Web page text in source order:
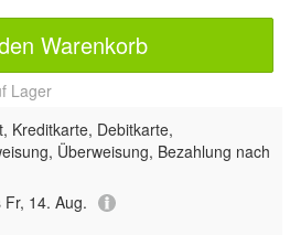
Warenkorb
Lager
Kreditkarte, Debitkarte,
Überweisung, Bezahlung nach
14. Aug.